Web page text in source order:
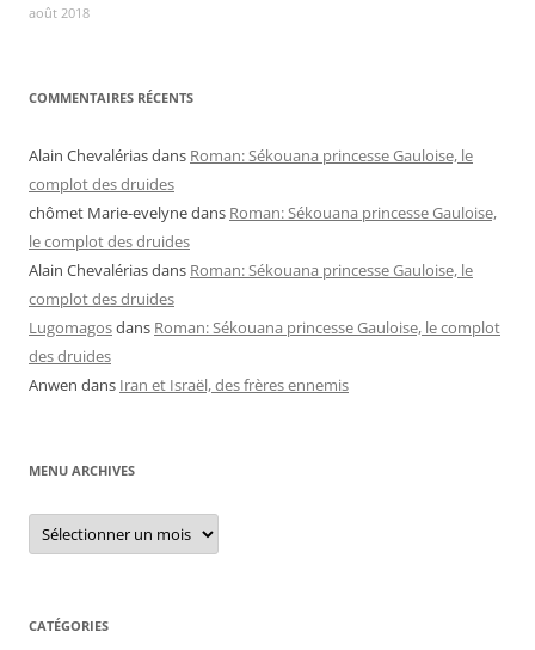
août 2018
COMMENTAIRES RÉCENTS
Alain Chevalériasdans Roman: Sékouana princesse Gauloise, le
complot des druides
chômet Marie-evelynedans Roman: Sékouana princesse Gauloise,
le complot des druides
Alain Chevalériasdans Roman: Sékouana princesse Gauloise, le
complot des druides
Lugomagosdans Roman: Sékouana princesse Gauloise, le complot
des druides
Anwen dans Iran et Israël, des frères ennemis
MENU ARCHIVES
Menu
archives
CATÉGORIES